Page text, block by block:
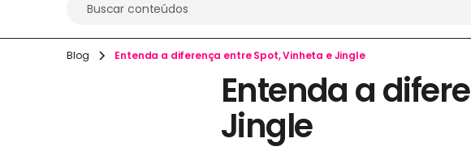
Buscar conteúdos
Blog Entenda a diferença entre Spot, Vinheta e Jingle
Entenda a
Jingle